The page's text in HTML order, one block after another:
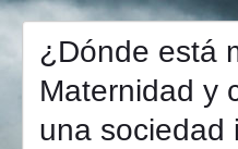
¿Dónde está
Maternidad y
una sociedad